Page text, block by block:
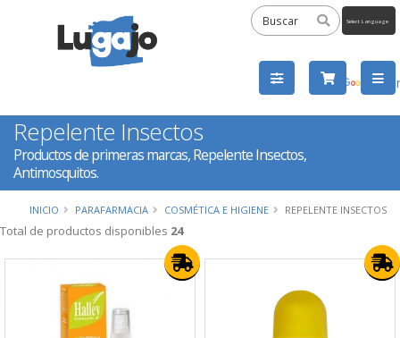
by
Repelente Insectos
Productos de primeras marcas, Repelente Insectos,
Antimosquitos.
INICIO PARAFARMACIA COSMÉTICA E HIGIENE REPELENTE INSECTOS
Total de productos disponibles 24